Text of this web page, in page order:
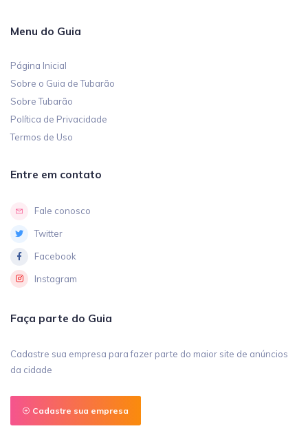
Menu do Guia
Página Inicial
Sobre o Guia de Tubarão
Sobre Tubarão
Política de Privacidade
Termos de Uso
Entre em contato
Fale conosco
Twitter
Facebook
Instagram
Faça parte do Guia
Cadastre sua empresa para fazer parte do maior site de anúncios
da cidade
Cadastre sua empresa